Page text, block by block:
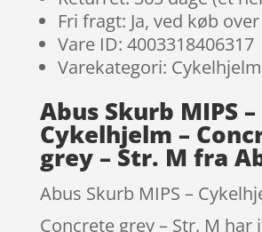
Fri fragt: Ja, ved køb
Vare ID: 4003318406317
Varekategori: Cykelhjelm
Abus Skurb MIPS –
Cykelhjelm –
grey – Str. M fra
Abus Skurb MIPS –
Concrete grey – Str. M har